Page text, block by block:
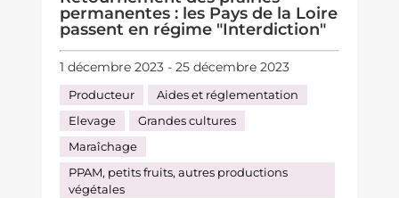
permanentes : les Pays de la Loire
passent en régime "Interdiction"
1 décembre 2023 - 25 décembre 2023
Producteur
Aides et réglementation
Elevage
Grandes cultures
Maraîchage
PPAM, petits fruits, autres productions
végétales